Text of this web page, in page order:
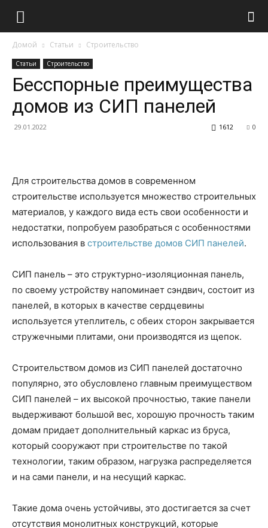
Домой Статьи Строительство
Статьи Строительство
Бесспорные преимущества
домов из СИП панелей
29.01.2022 0
1612
Для строительства домов в современном
строительстве используется множество строительных
материалов, у каждого вида есть свои особенности и
недостатки, попробуем разобраться с особенностями
использования в строительстве домов СИП панелей.
СИП панель – это структурно-изоляционная панель,
по своему устройству напоминает сэндвич, состоит из
панелей, в которых в качестве сердцевины
используется утеплитель, с обеих сторон закрывается
стружечными плитами, они производятся из щепок.
Строительством домов из СИП панелей достаточно
популярно, это обусловлено главным преимуществом
СИП панелей – их высокой прочностью, такие панели
выдерживают большой вес, хорошую прочность таким
домам придает дополнительный каркас из бруса,
который сооружают при строительстве по такой
технологии, таким образом, нагрузка распределяется
и на сами панели, и на несущий каркас.
Такие дома очень устойчивы, это достигается за счет
отсутствия монолитных конструкций, которые